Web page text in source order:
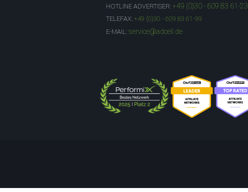
HOTLINE ADVERTISER: +49 (0)30 - 609 83 61-23
TELEFAX: +49 (0)30 - 609 83 61-99
E-MAIL: service@adcell.de